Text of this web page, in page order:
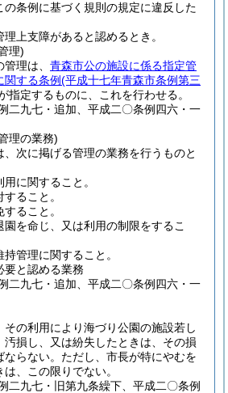
の条例に基づく規則の規定に違反した
上支障があると認めるとき。
理)
理は、 青森市公の施設に係る指定管
関する条例(平成十七年青森市条例第三
指定するものに、これを行わせる。
二九七・追加、平成二〇条例四六・一
理の業務)
、次に掲げる管理の業務を行うものと
に関すること。
ること。
ること。
園を命じ、又は利用の制限をするこ
管理に関すること。
要と認める業務
二九七・追加、平成二〇条例四六・一
その利用により海づり公園の施設若し
汚損し、又は紛失したときは、その損
らない。 ただし、市長が特にやむを
、この限りでない。
二九七・旧第九条繰下、平成二〇条例